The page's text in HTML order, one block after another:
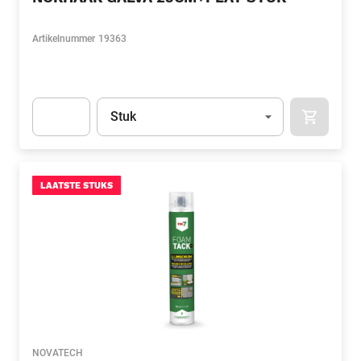
Artikelnummer 19363
Eenheid
Stuk
LAATSTE STUKS
NOVATECH